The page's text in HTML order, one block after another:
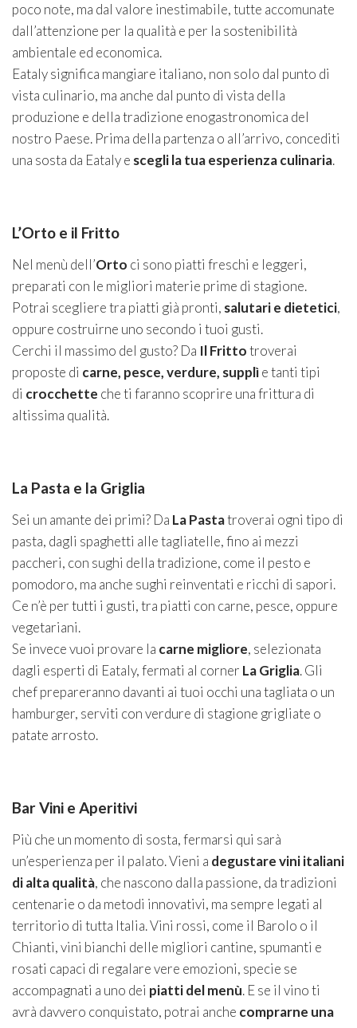
poco note, ma dal valore inestimabile, tutte accomunate
dall’attenzione per la qualità e per la sostenibilità
ambientale ed economica.
Eataly significa mangiare italiano, non solo dal punto di
vista culinario, ma anche dal punto di vista della
produzione e della tradizione enogastronomica del
nostro Paese. Prima della partenza o all’arrivo, concediti
una sosta da Eataly e scegli la tua esperienza culinaria.
L’Orto e il Fritto
Nel menù dell’Orto ci sono piatti freschi e leggeri,
preparati con le migliori materie prime di stagione.
Potrai scegliere tra piatti già pronti, salutari e dietetici,
oppure costruirne uno secondo i tuoi gusti.
Cerchi il massimo del gusto? Da Il Frittotroverai
proposte di carne, pesce, verdure, supplìe tanti tipi
di crocchette che ti faranno scoprire una frittura di
altissima qualità.
La Pasta e la Griglia
Sei un amante dei primi? Da La Pastatroverai ogni tipo di
pasta, dagli spaghetti alle tagliatelle, fino ai mezzi
paccheri, con sughi della tradizione, come il pesto e
pomodoro, ma anche sughi reinventati e ricchi di sapori.
Ce n’è per tutti i gusti, tra piatti con carne, pesce, oppure
vegetariani.
Se invece vuoi provare la carne migliore, selezionata
dagli esperti di Eataly, fermati al corner La Griglia. Gli
chef prepareranno davanti ai tuoi occhi una tagliata o un
hamburger, serviti con verdure di stagione grigliate o
patate arrosto.
Bar Vini e Aperitivi
Più che un momento di sosta, fermarsi qui sarà
un’esperienza per il palato. Vieni a degustare vini italiani
di alta qualità, che nascono dalla passione, da tradizioni
centenarie o da metodi innovativi, ma sempre legati al
territorio di tutta Italia. Vini rossi, come il Barolo o il
Chianti, vini bianchi delle migliori cantine, spumanti e
rosati capaci di regalare vere emozioni, specie se
accompagnati a uno dei piatti del menù. E se il vino ti
avrà davvero conquistato, potrai anche comprarne una